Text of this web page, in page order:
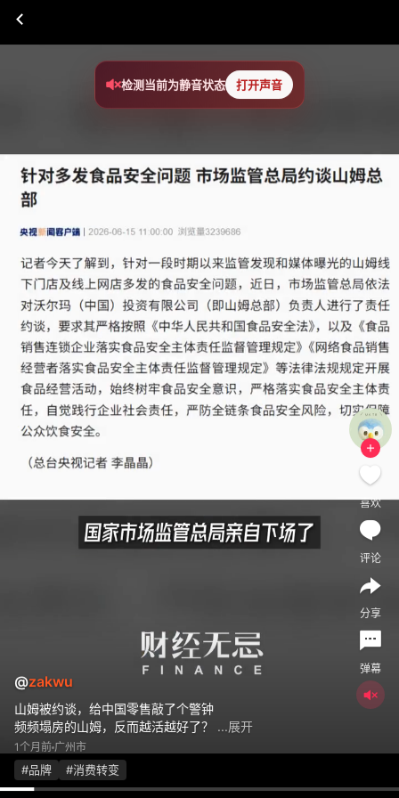
检测当前为静音状态 打开声音
@zakwu
山姆被约谈，给中国零售敲了个警钟
频频塌房的山姆，反而越活越好了？
...展开
1个月前 广州市
#品牌 #消费转变
喜欢
评论
分享
弹幕